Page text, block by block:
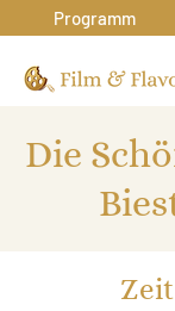
Programm
Die